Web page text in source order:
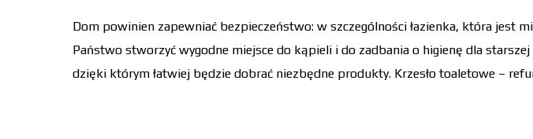
Dom powinien zapewniać bezpieczeństwo: w szczególności łazienka, która jest
Państwo stworzyć wygodne miejsce do kąpieli i do zadbania o higienę dla
dzięki którym łatwiej będzie dobrać niezbędne produkty. Krzesło toaletowe –